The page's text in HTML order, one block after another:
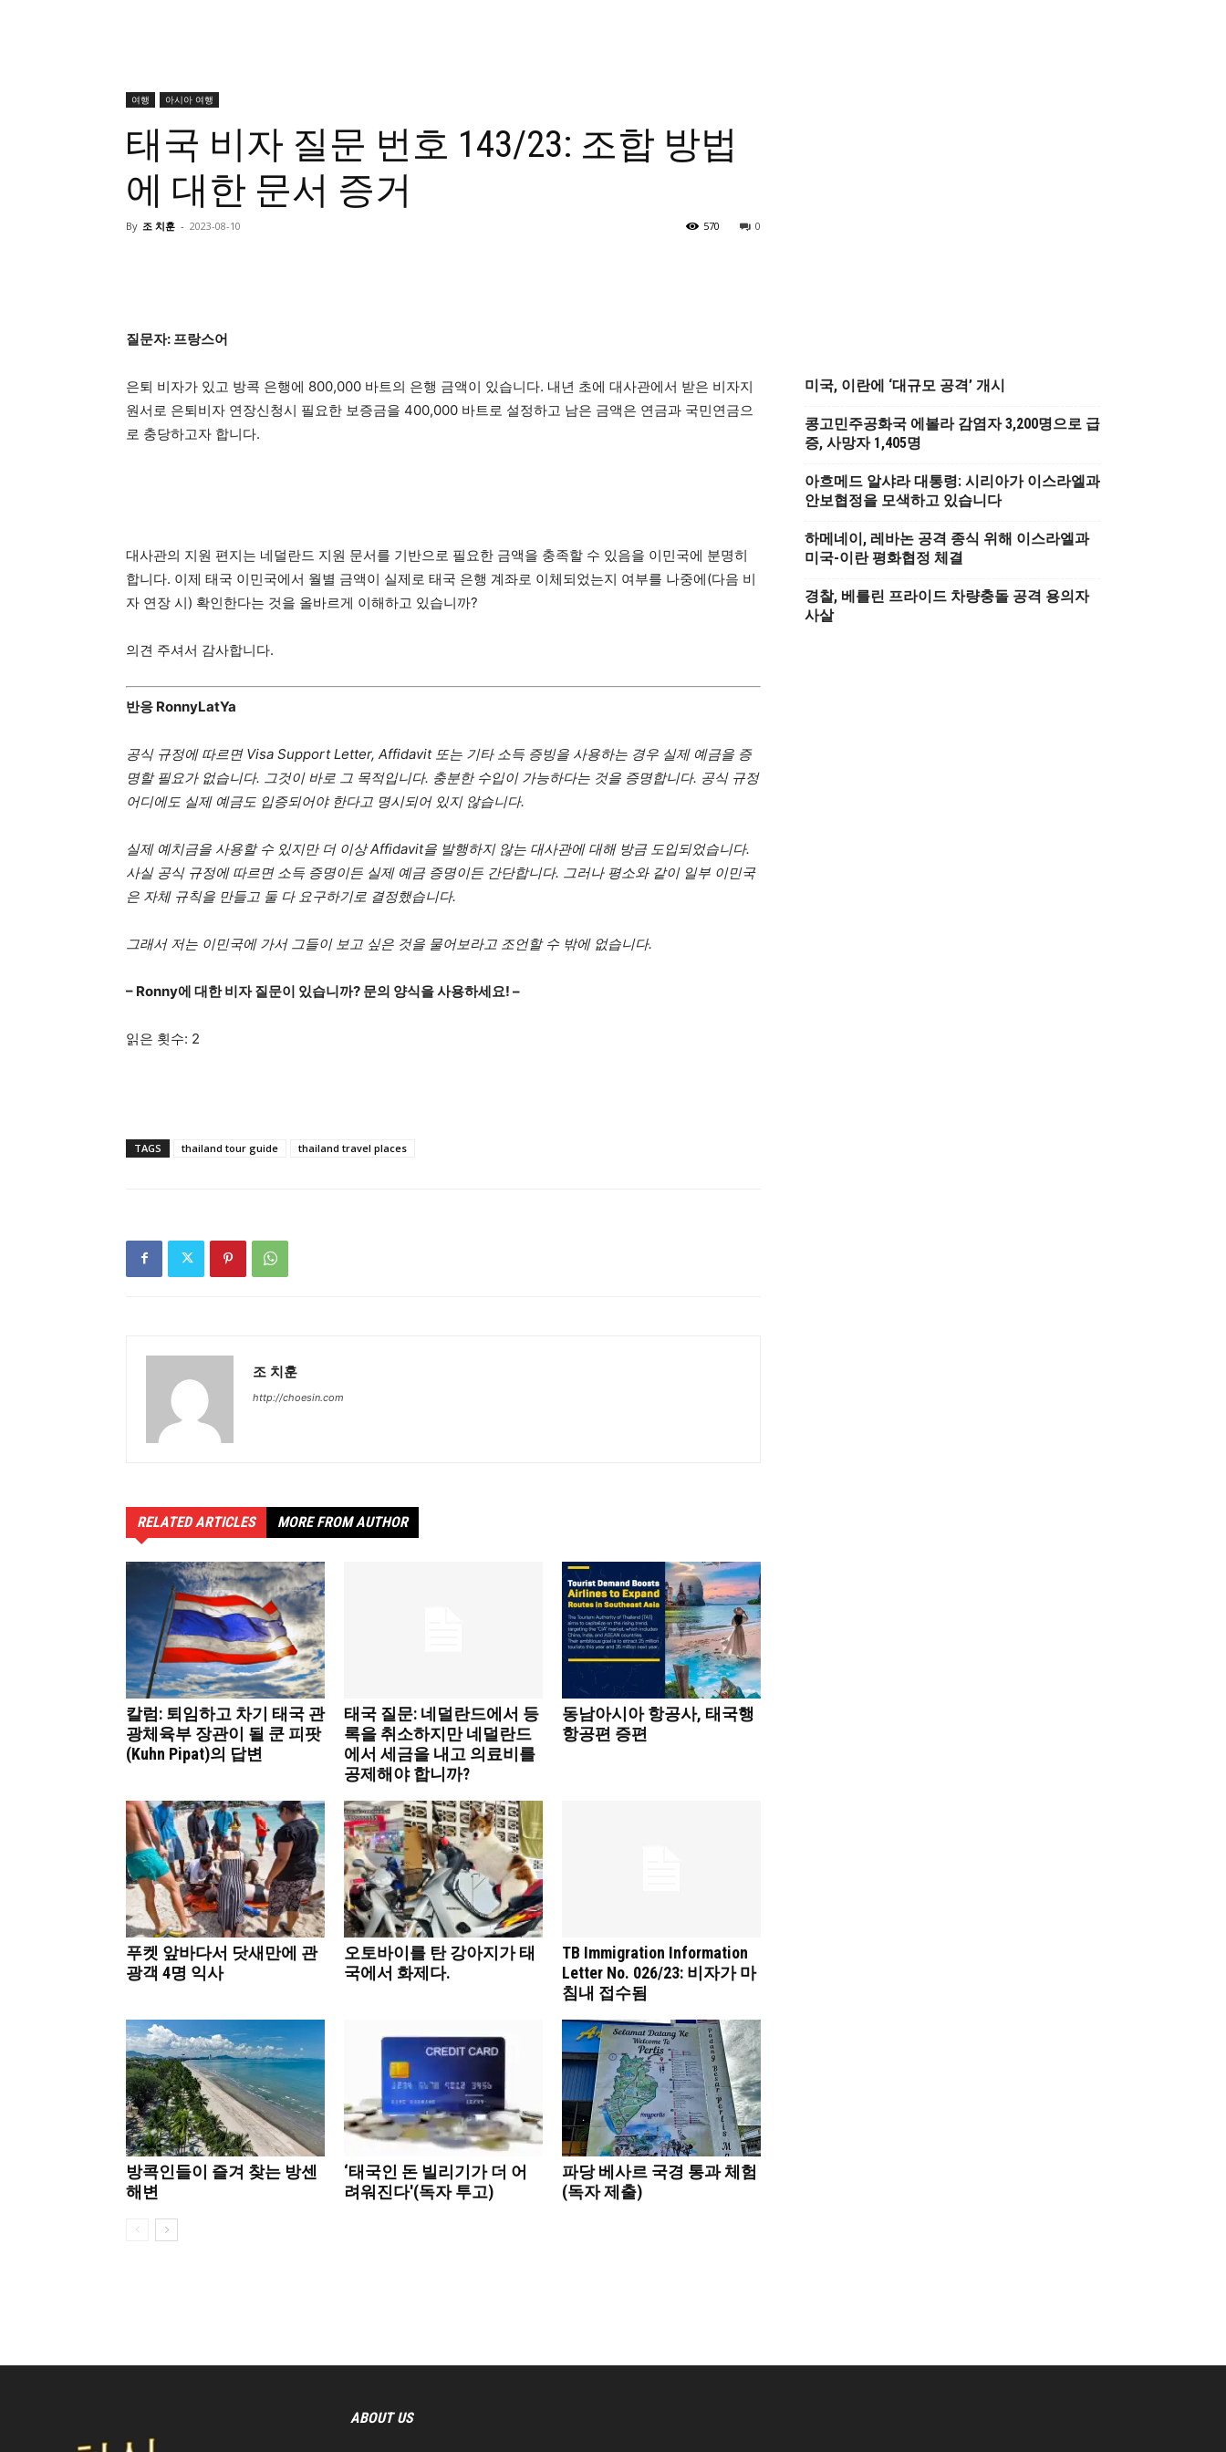
여행 아시아 여행
태국 비자 질문 번호 143/23: 조합 방법
에 대한 문서 증거
By 조 치훈 - 2023-08-10 0
570
질문자: 프랑스어
은퇴 비자가 있고 방콕 은행에 800,000 바트의 은행 금액이 있습니다. 내년 초에 대사관에서 받은 비자지
원서로 은퇴비자 연장신청시 필요한 보증금을 400,000 바트로 설정하고 남은 금액은 연금과 국민연금으
로 충당하고자 합니다.
대사관의 지원 편지는 네덜란드 지원 문서를 기반으로 필요한 금액을 충족할 수 있음을 이민국에 분명히
합니다. 이제 태국 이민국에서 월별 금액이 실제로 태국 은행 계좌로 이체되었는지 여부를 나중에(다음 비
자 연장 시) 확인한다는 것을 올바르게 이해하고 있습니까?
의견 주셔서 감사합니다.
반응 RonnyLatYa
공식 규정에 따르면 Visa Support Letter, Affidavit 또는 기타 소득 증빙을 사용하는 경우 실제 예금을 증
명할 필요가 없습니다. 그것이 바로 그 목적입니다. 충분한 수입이 가능하다는 것을 증명합니다. 공식 규정
어디에도 실제 예금도 입증되어야 한다고 명시되어 있지 않습니다.
실제 예치금을 사용할 수 있지만 더 이상 Affidavit을 발행하지 않는 대사관에 대해 방금 도입되었습니다.
사실 공식 규정에 따르면 소득 증명이든 실제 예금 증명이든 간단합니다. 그러나 평소와 같이 일부 이민국
은 자체 규칙을 만들고 둘 다 요구하기로 결정했습니다.
그래서 저는 이민국에 가서 그들이 보고 싶은 것을 물어보라고 조언할 수 밖에 없습니다.
– Ronny에 대한 비자 질문이 있습니까? 문의 양식을 사용하세요! –
읽은 횟수: 2
TAGS thailand tour guide thailand travel places
조 치훈
http://choesin.com
RELATED ARTICLES MORE FROM AUTHOR
칼럼: 퇴임하고 차기 태국 관
광체육부 장관이 될 쿤 피팟
(Kuhn Pipat)의 답변
태국 질문: 네덜란드에서 등
록을 취소하지만 네덜란드
에서 세금을 내고 의료비를
공제해야 합니까?
동남아시아 항공사, 태국행
항공편 증편
푸켓 앞바다서 닷새만에 관
광객 4명 익사
오토바이를 탄 강아지가 태
국에서 화제다.
TB Immigration Information
Letter No. 026/23: 비자가 마
침내 접수됨
방콕인들이 즐겨 찾는 방센
해변
‘태국인 돈 빌리기가 더 어
려워진다'(독자 투고)
파당 베사르 국경 통과 체험
(독자 제출)
미국, 이란에 ‘대규모 공격’ 개시
콩고민주공화국 에볼라 감염자 3,200명으로 급
증, 사망자 1,405명
아흐메드 알샤라 대통령: 시리아가 이스라엘과
안보협정을 모색하고 있습니다
하메네이, 레바논 공격 종식 위해 이스라엘과
미국-이란 평화협정 체결
경찰, 베를린 프라이드 차량충돌 공격 용의자
사살
ABOUT US